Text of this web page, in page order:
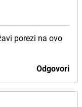
porezi na ovo
Odgovori